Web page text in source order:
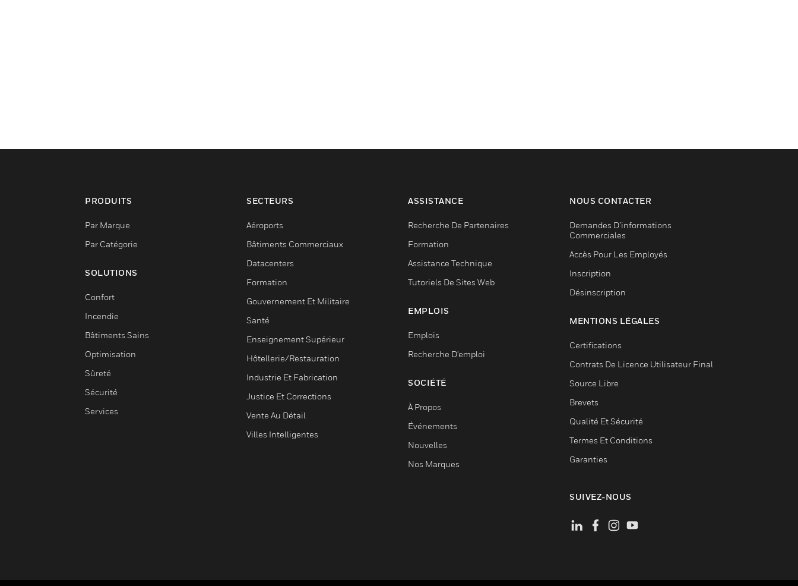
PRODUITS
Par Marque
Par Catégorie
SOLUTIONS
Confort
Incendie
Bâtiments Sains
Optimisation
Sûreté
Sécurité
Services
SECTEURS
Aéroports
Bâtiments Commerciaux
Datacenters
Formation
Gouvernement Et Militaire
Santé
Enseignement Supérieur
Hôtellerie/Restauration
Industrie Et Fabrication
Justice Et Corrections
Vente Au Détail
Villes Intelligentes
ASSISTANCE
Recherche De Partenaires
Formation
Assistance Technique
Tutoriels De Sites Web
EMPLOIS
Emplois
Recherche D'emploi
SOCIÉTÉ
À Propos
Événements
Nouvelles
Nos Marques
NOUS CONTACTER
Demandes D’informations
Commerciales
Accès Pour Les Employés
Inscription
Désinscription
MENTIONS LÉGALES
Certifications
Contrats De Licence Utilisateur Final
Source Libre
Brevets
Qualité Et Sécurité
Termes Et Conditions
Garanties
SUIVEZ-NOUS